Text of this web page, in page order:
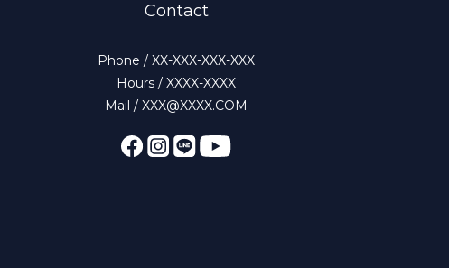
Contact
Phone / XX-XXX-XXX-XXX
Hours / XXXX-XXXX
Mail / XXX@XXXX.COM